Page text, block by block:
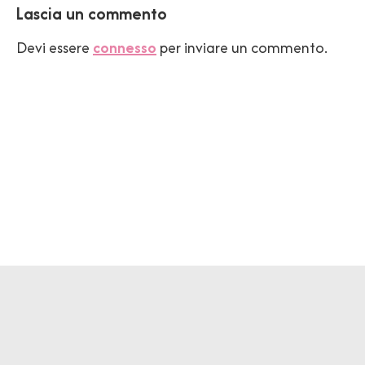
Lascia un commento
Devi essereconnessoper inviare un commento.